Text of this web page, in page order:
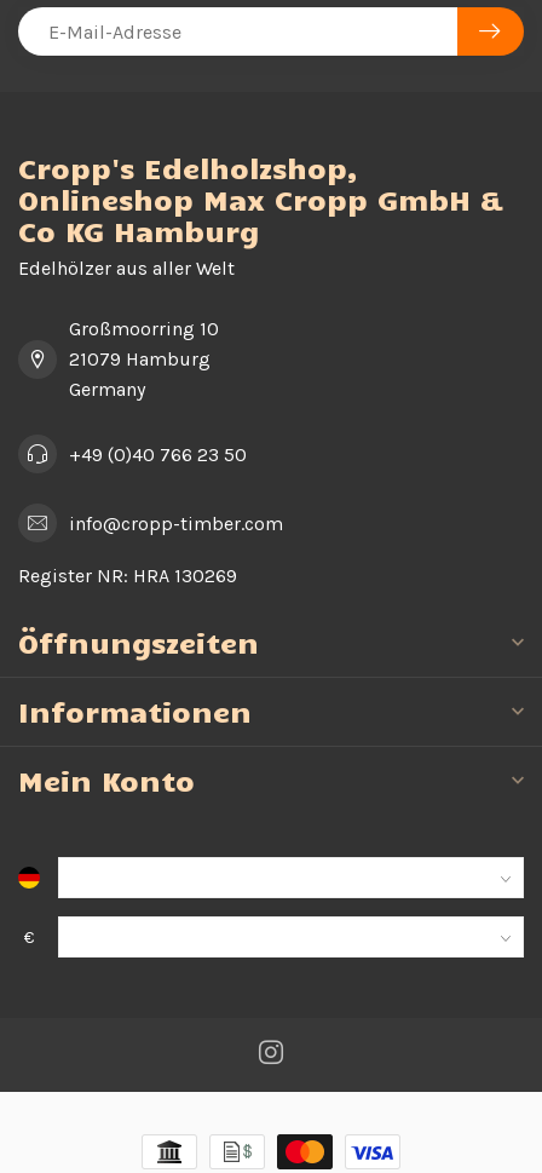
Cropp's Edelholzshop,
Onlineshop Max Cropp GmbH &
Co KG Hamburg
Edelhölzer aus aller Welt
Großmoorring 10
21079 Hamburg
Germany
+49 (0)40 766 23 50
info@cropp-timber.com
Register NR: HRA 130269
Öffnungszeiten
Informationen
Mein Konto
€